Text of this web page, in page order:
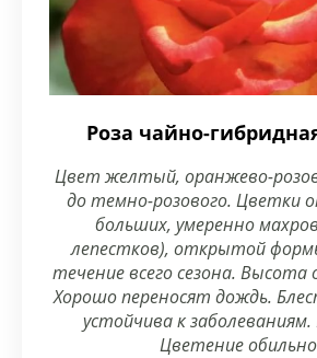
Роза чайно-
Цвет желтый, оранжево-
до темно-розового. Цветки
больших, умеренно
лепестков), открытой
течение всего сезона. Высота
Хорошо переносят дождь.
устойчива к заболеваниям.
Цветение